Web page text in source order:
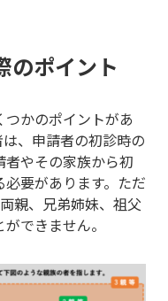
のポイント
かのポイントがあ
、申請者の初診時の
やその家族から初
要があります。ただ
両親、兄弟姉妹、祖父
できません。